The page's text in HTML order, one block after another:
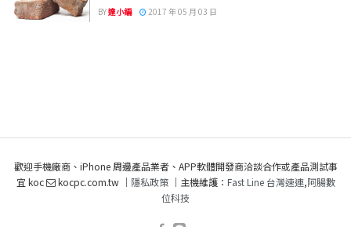
BY達小編 2017 年 05 月 03 日
歡迎手機廠商、iPhone 周邊產品業者、APP軟體開發商洽談合作或產品測試事
宜 koc
kocpc.com.tw ｜ 隱私政策｜主機維護： Fast Line 台灣速連,阿腸數
位科技